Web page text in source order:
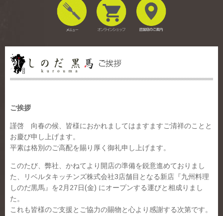
ご挨拶
謹啓 向春の候、皆様におかれましてはますますご清祥のことと
お慶び申し上げます。
平素は格別のご高配を賜り厚く御礼申し上げます。
このたび、弊社、かねてより開店の準備を鋭意進めておりまし
た、リベルタキッチンズ株式会社3店舗目となる新店『九州料理
しのだ黒馬』を2月27日(金) にオープンする運びと相成りまし
た。
これも皆様のご支援とご協力の賜物と心より感謝する次第です。